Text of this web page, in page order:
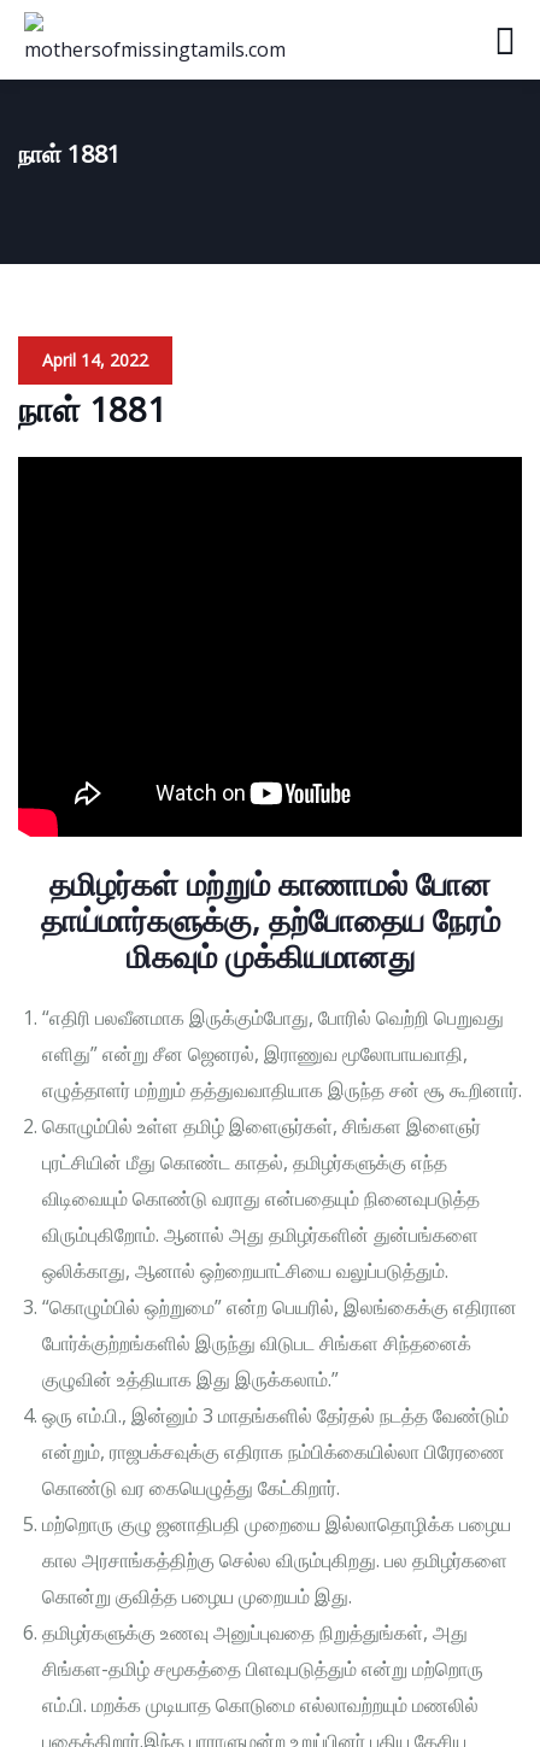
நாள் 1881
April 14, 2022
நாள் 1881
தமிழர்கள் மற்றும் காணாமல் போன
தாய்மார்களுக்கு, தற்போதைய நேரம்
மிகவும் முக்கியமானது
“எதிரி பலவீனமாக இருக்கும்போது, ​​போரில் வெற்றி பெறுவது
எளிது” என்று சீன ஜெனரல், இராணுவ மூலோபாயவாதி,
எழுத்தாளர் மற்றும் தத்துவவாதியாக இருந்த சன் சூ கூறினார்.
கொழும்பில் உள்ள தமிழ் இளைஞர்கள், சிங்கள இளைஞர்
புரட்சியின் மீது கொண்ட காதல், தமிழர்களுக்கு எந்த
விடிவையும் கொண்டு வராது என்பதையும் நினைவுபடுத்த
விரும்புகிறோம். ஆனால் அது தமிழர்களின் துன்பங்களை
ஒலிக்காது, ஆனால் ஒற்றையாட்சியை வலுப்படுத்தும்.
“கொழும்பில் ஒற்றுமை” என்ற பெயரில், இலங்கைக்கு எதிரான
போர்க்குற்றங்களில் இருந்து விடுபட சிங்கள சிந்தனைக்
குழுவின் உத்தியாக இது இருக்கலாம்.”
ஒரு எம்.பி., இன்னும் 3 மாதங்களில் தேர்தல் நடத்த வேண்டும்
என்றும், ராஜபக்சவுக்கு எதிராக நம்பிக்கையில்லா பிரேரணை
கொண்டு வர கையெழுத்து கேட்கிறார்.
மற்றொரு குழு ஜனாதிபதி முறையை இல்லாதொழிக்க பழைய
கால அரசாங்கத்திற்கு செல்ல விரும்புகிறது. பல தமிழர்களை
கொன்று குவித்த பழைய முறையம் இது.
தமிழர்களுக்கு உணவு அனுப்புவதை நிறுத்துங்கள், அது
சிங்கள-தமிழ் சமூகத்தை பிளவுபடுத்தும் என்று மற்றொரு
எம்.பி. மறக்க முடியாத கொடுமை எல்லாவற்றயும் மணலில்
புதைக்கிறார்.இந்த பாராளுமன்ற உறுப்பினர் புதிய தேசிய